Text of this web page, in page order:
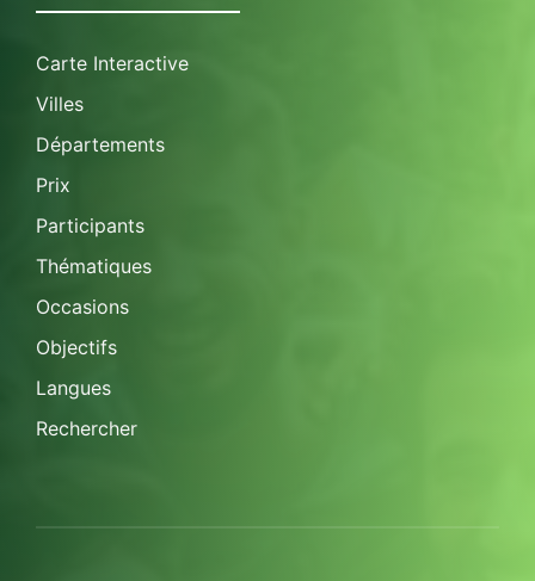
Carte Interactive
Villes
Départements
Prix
Participants
Thématiques
Occasions
Objectifs
Langues
Rechercher